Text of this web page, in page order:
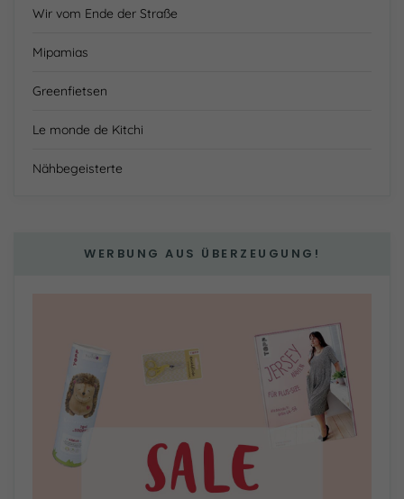
Wir vom Ende der Straße
Mipamias
Greenfietsen
Le monde de Kitchi
Nähbegeisterte
WERBUNG AUS ÜBERZEUGUNG!